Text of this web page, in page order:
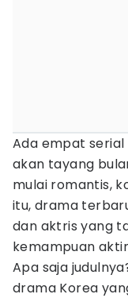
Ada empat serial
akan tayang
mulai romantis,
itu, drama
dan aktris yang
kemampuan
Apa saja
drama Korea